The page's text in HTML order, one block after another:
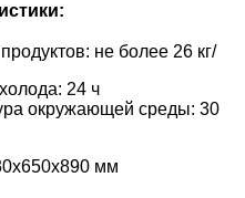
не более 26 кг/
24 ч
окружающей среды: 30
мм